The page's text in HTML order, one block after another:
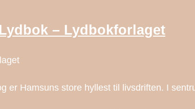
– Lydbokforlaget
er Hamsuns store hyllest til livsdriften. I